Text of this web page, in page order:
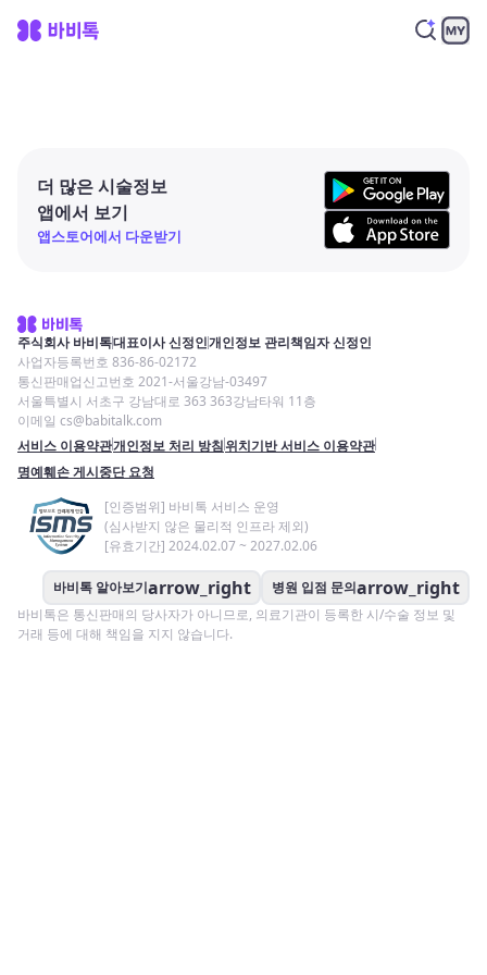
더 많은 시술정보
앱에서 보기
앱스토어에서 다운받기
주식회사 바비톡대표이사 신정인개인정보 관리책임자 신정인
사업자등록번호 836-86-02172
통신판매업신고번호 2021-서울강남-03497
서울특별시 서초구 강남대로 363 363강남타워 11층
이메일 cs@babitalk.com
서비스 이용약관개인정보 처리 방침위치기반 서비스 이용약관
명예훼손 게시중단 요청
[인증범위] 바비톡 서비스 운영
(심사받지 않은 물리적 인프라 제외)
[유효기간] 2024.02.07 ~ 2027.02.06
바비톡 알아보기arrow_right 병원 입점 문의arrow_right
바비톡은 통신판매의 당사자가 아니므로, 의료기관이 등록한 시/수술 정보 및
거래 등에 대해 책임을 지지 않습니다.